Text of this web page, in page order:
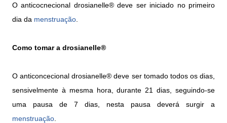
O anticocnecional drosianelle® deve ser iniciado no primeiro
dia da menstruação
Como tomar a drosianelle®
O anticoncecionaldrosianelle® deve ser tomado todos os dias,
sensivelmente à mesma hora, durante 21 dias, seguindo-se
uma pausa de 7 dias, nesta pausa deverá surgir a
menstruação